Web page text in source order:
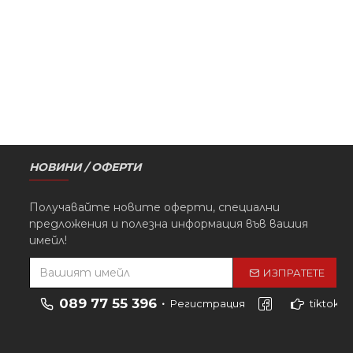
НОВИНИ / ОФЕРТИ
Получавайте новите оферти, специални
предложения и полезна информация във вашия
имейл!
ИЗПРАТЕТЕ
089 77 55 396 Регистрация tiktok